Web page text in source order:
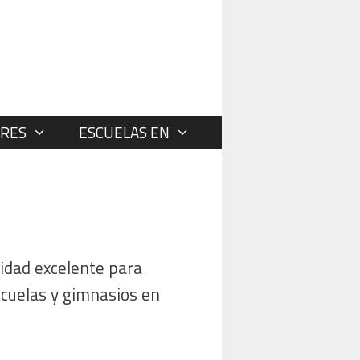
ESCUELAS EN
excelente para
y gimnasios en